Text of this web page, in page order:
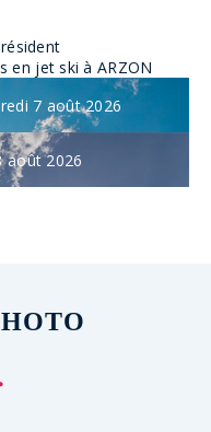
en jet ski à ARZON
7 août 2026
août 2026